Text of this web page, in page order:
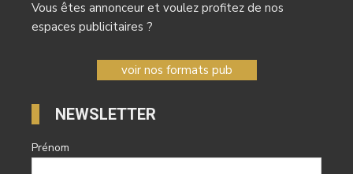
Vous êtes annonceur et voulez profitez de nos
espaces publicitaires ?
voir nos formats pub
NEWSLETTER
Prénom